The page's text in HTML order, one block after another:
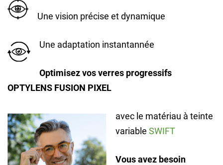
Une vision précise et dynamique
Une adaptation instantannée
Optimisez vos verres progressifs
OPTYLENS FUSION PIXEL
avec le matériau à teinte
variable SWIFT
Vous avez besoin